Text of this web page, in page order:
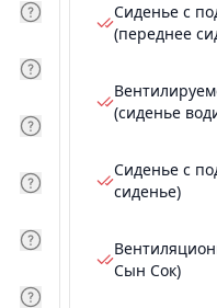
Сиденье с
(переднее
(сиденье
Сиденье с
сиденье)
Сын Сок)